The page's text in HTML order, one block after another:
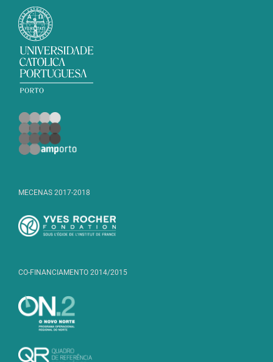
MECENAS 2017-2018
CO-FINANCIAMENTO 2014/2015